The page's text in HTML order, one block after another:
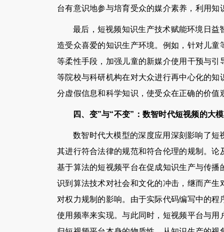
台有意识地参与培育受众的媒介素养，利用
最后，短视频知识生产技术赋能环境日
造受众喜爱的知识生产环境。例如，针对儿
等柔性手段，加强儿童的新媒介使用干预与
等院校与科研机构在对大众进行再中心化的
分虚假信息和科学知识，使受众在正确的价
四、变”与“不变”：数智时代短视频的大
数智时代大模型的深度应用深刻影响了
其进行符合法律的规范和符合伦理的规制。
基于算法的短视频平台在促成知识生产与传
识到算法技术对社会和文化的冲击，继而产
对权力规制的影响。由于实际代码编写中的
使用频率来实现。与此同时，短视频平台与